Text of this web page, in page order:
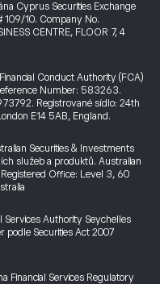
Cyprus Securities Exchange
109/10. Company No.
CENTRE, FLOOR 7, 4
Conduct Authority (FCA)
Number: 583263.
Registrované sídlo: 24th
E14 5AB, England.
Securities & Investments
služeb a produktů. Australian
Registered Office: Level 3, 60
Services Authority Seychelles
podle Securities Act 2007
Financial Services Regulatory